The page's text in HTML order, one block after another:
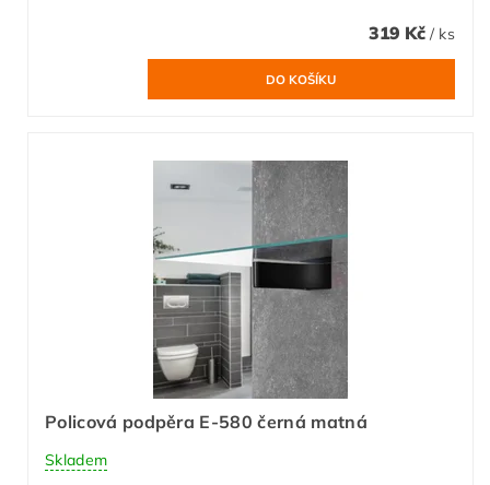
319 Kč / ks
Policová podpěra E-580 černá matná
Skladem